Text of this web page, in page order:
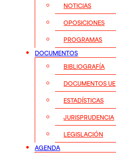
NOTICIAS
OPOSICIONES
PROGRAMAS
DOCUMENTOS
BIBLIOGRAFÍA
DOCUMENTOS UE
ESTADÍSTICAS
JURISPRUDENCIA
LEGISLACIÓN
AGENDA